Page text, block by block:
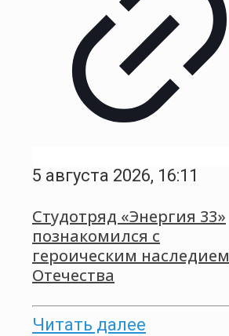
5 августа 2026, 16:11
Студотряд «Энергия 33»
познакомился с
героическим наследием
Отечества
Читать далее